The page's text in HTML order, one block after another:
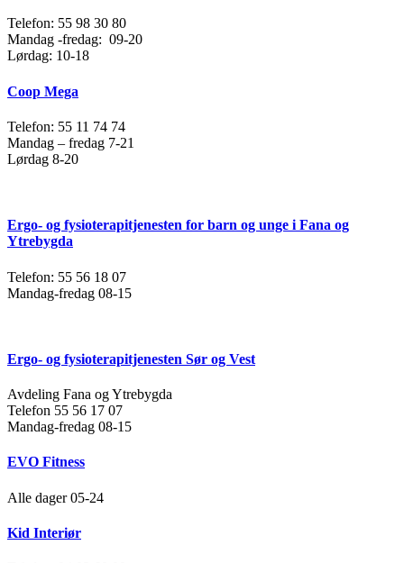
Telefon: 55 98 30 80
Mandag -fredag: 09-20
Lørdag: 10-18
Coop Mega
Telefon: 55 11 74 74
Mandag – fredag 7-21
Lørdag 8-20
Ergo- og fysioterapitjenesten for barn og unge i Fana og
Ytrebygda
Telefon: 55 56 18 07
Mandag-fredag 08-15
Ergo- og fysioterapitjenesten Sør og Vest
Avdeling Fana og Ytrebygda
Telefon 55 56 17 07
Mandag-fredag 08-15
EVO Fitness
Alle dager 05-24
Kid Interiør